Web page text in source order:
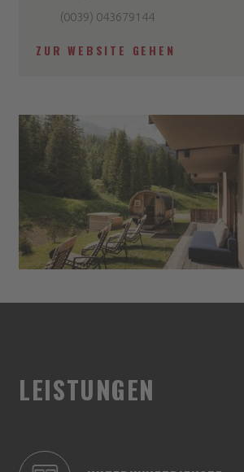
(0039) 043679144
ZUR WEBSITE GEHEN
LEISTUNGEN